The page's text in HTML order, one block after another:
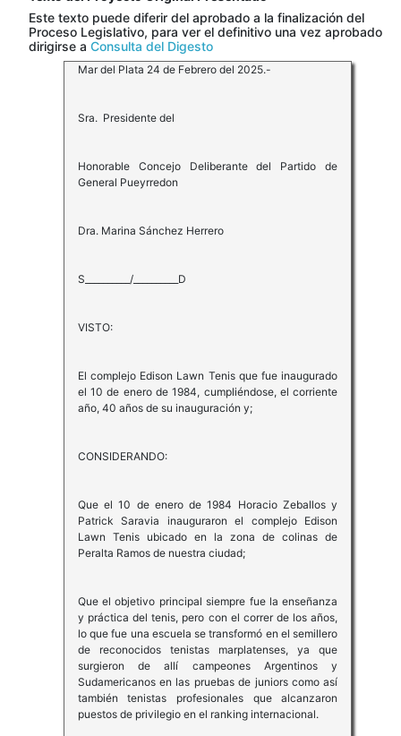
Este texto puede diferir del aprobado a la finalización del
Proceso Legislativo, para ver el definitivo una vez aprobado
dirigirse a Consulta del Digesto
Mar del Plata 24 de Febrero del 2025.-
Sra. Presidente del
Honorable Concejo Deliberante del Partido de
General Pueyrredon
Dra. Marina Sánchez Herrero
S__________/__________D
VISTO:
El complejo Edison Lawn Tenis que fue inaugurado
el 10 de enero de 1984, cumpliéndose, el corriente
año, 40 años de su inauguración y;
CONSIDERANDO:
Que el 10 de enero de 1984 Horacio Zeballos y
Patrick Saravia inauguraron el complejo Edison
Lawn Tenis ubicado en la zona de colinas de
Peralta Ramos de nuestra ciudad;
Que el objetivo principal siempre fue la enseñanza
y práctica del tenis, pero con el correr de los años,
lo que fue una escuela se transformó en el semillero
de reconocidos tenistas marplatenses, ya que
surgieron de allí campeones Argentinos y
Sudamericanos en las pruebas de juniors como así
también tenistas profesionales que alcanzaron
puestos de privilegio en el ranking internacional.